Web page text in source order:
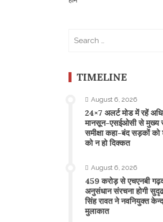
TIMELINE
August 6, 2026
24×7 अलर्ट मोड में रहें
मानसून-एसईओसी से मुख्य
समीक्षा कहा-बंद सड़कों को
को न हो दिक्कत
August 6, 2026
459 करोड़ से एचएनबी
अनुसंधान संरचना होगी
सिंह रावत ने नवनियुक्त
मुलाकात